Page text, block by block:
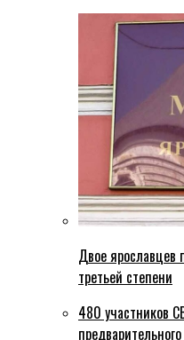
Двое ярославцев
третьей степени
480 участников